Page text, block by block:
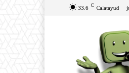
33.6 C Calatayud